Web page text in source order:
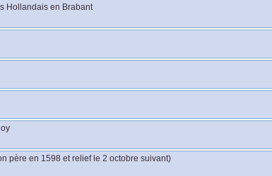
Hollandais en Brabant
père en 1598 et relief le 2 octobre suivant)